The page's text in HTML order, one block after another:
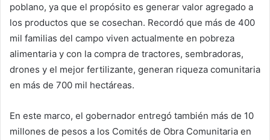
poblano, ya que el propósito es generar valor agregado a
los productos que se cosechan. Recordó que más de 400
mil familias del campo viven actualmente en pobreza
alimentaria y con la compra de tractores, sembradoras,
drones y el mejor fertilizante, generan riqueza comunitaria
en más de 700 mil hectáreas.
En este marco, el gobernador entregó también más de 10
millones de pesos a los Comités de Obra Comunitaria en